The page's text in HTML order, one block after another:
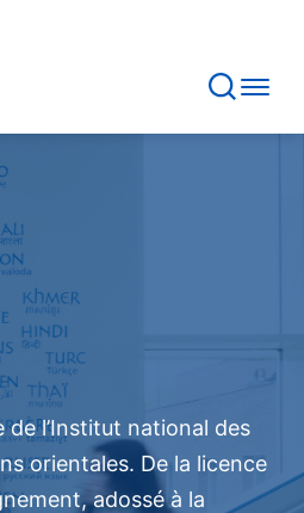
de l’Institut national des
orientales. De la licence
adossé à la